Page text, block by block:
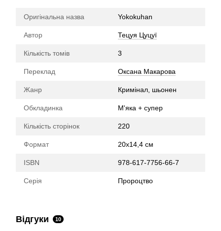
Оригінальна назва Yokokuhan
Автор Тецуя Цуцуї
Кількість томів 3
Переклад Оксана Макарова
Жанр Кримінал, шьонен
Обкладинка М'яка + супер
Кількість сторінок 220
Формат 20х14,4 см
ISBN 978-617-7756-66-7
Серія Пророцтво
Відгуки 10